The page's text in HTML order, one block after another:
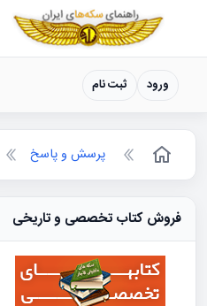
سکه ها ؛ راهنمای
ورود ثبت نام
پرسش و پاسخ
فروش کتاب تخصصی و تاریخی